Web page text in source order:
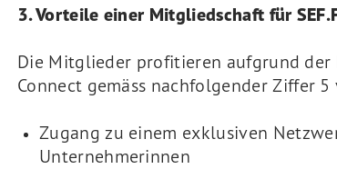
3. Vorteile einer Mitgliedschaft für
Die Mitglieder profitieren aufgrund der
Connect gemäss nachfolgender Ziffer
Zugang zu einem exklusiven
Unternehmerinnen